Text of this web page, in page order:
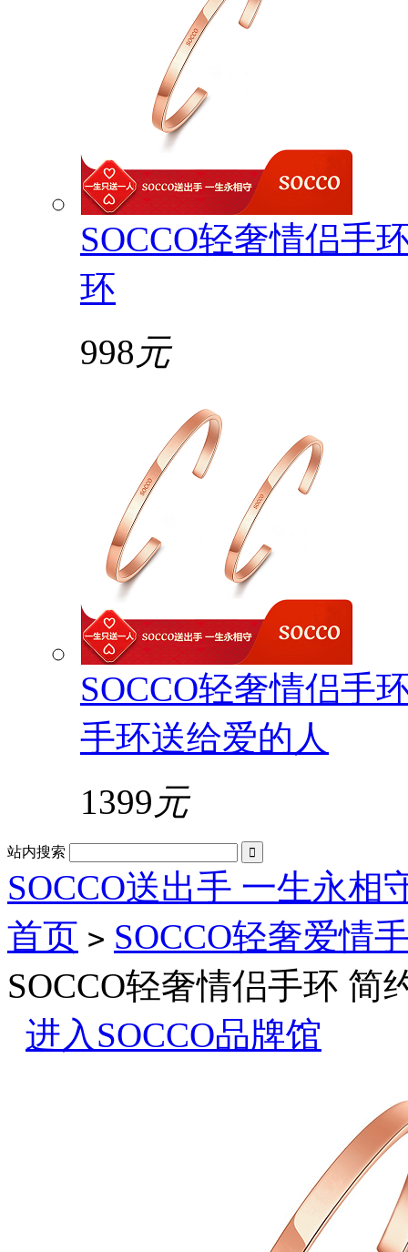
SOCCO轻奢情侣手
环
998 元
SOCCO轻奢情侣手
手环送给爱的人
1399 元
站内搜索 
SOCCO送出手 一生永相
首页 > SOCCO轻奢爱情
SOCCO轻奢情侣手环 简
进入SOCCO品牌馆